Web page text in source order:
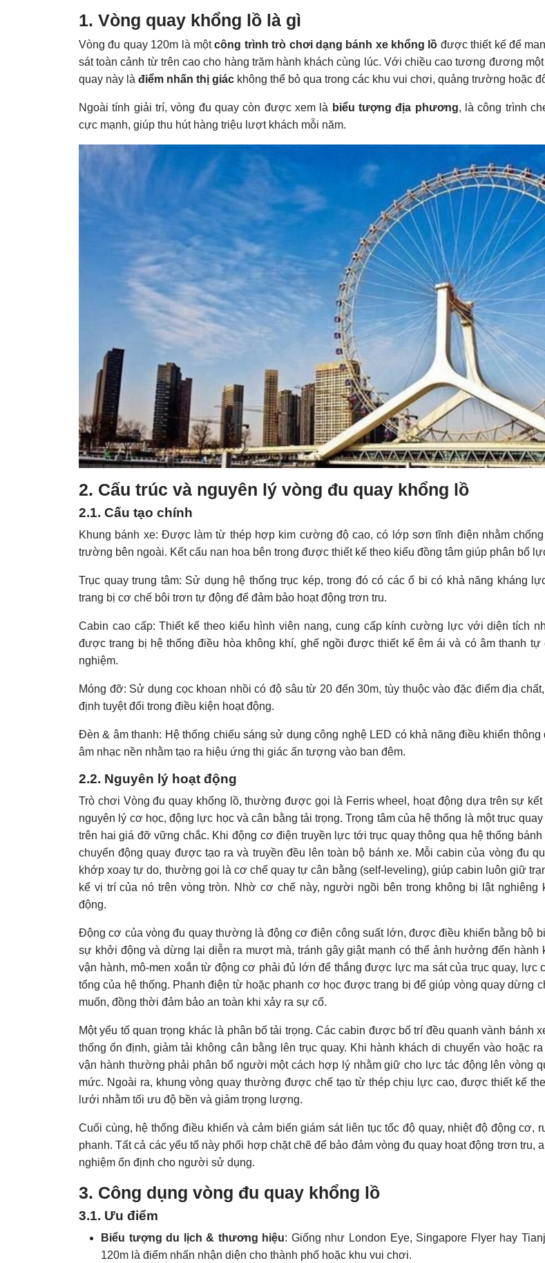
1. Vòng quay khổng lồ là gì
Vòng đu quay 120m là mộtcông trình trò chơi dạng bánh xe khổng lồ được thiết kế để
sát toàn cảnh từ trên cao cho hàng trăm hành khách cùng lúc. Với chiều cao tương đương
quay này là điểm nhấn thị giác không thể bỏ qua trong các khu vui chơi, quảng trường hoặc
Ngoài tính giải trí, vòng đu quay còn được xem là biểu tượng địa phương, là công trình
cực mạnh, giúp thu hút hàng triệu lượt khách mỗi năm.
2. Cấu trúc và nguyên lý vòng đu quay khổng lồ
2.1. Cấu tạo chính
Khung bánh xe: Được làm từ thép hợp kim cường độ cao, có lớp sơn tĩnh điện nhằm
trường bên ngoài. Kết cấu nan hoa bên trong được thiết kế theo kiểu đồng tâm giúp phân bổ
Trục quay trung tâm: Sử dụng hệ thống trục kép, trong đó có các ổ bi có khả năng kháng
trang bị cơ chế bôi trơn tự động để đảm bảo hoạt động trơn tru.
Cabin cao cấp: Thiết kế theo kiểu hình viên nang, cung cấp kính cường lực với diện tích
được trang bị hệ thống điều hòa không khí, ghế ngồi được thiết kế êm ái và có âm thanh tự
nghiệm.
Móng đỡ: Sử dụng cọc khoan nhồi có độ sâu từ 20 đến 30m, tùy thuộc vào đặc điểm địa
định tuyệt đối trong điều kiện hoạt động.
Đèn & âm thanh: Hệ thống chiếu sáng sử dụng công nghệ LED có khả năng điều khiển
âm nhạc nền nhằm tạo ra hiệu ứng thị giác ấn tượng vào ban đêm.
2.2. Nguyên lý hoạt động
Trò chơi Vòng đu quay khổng lồ, thường được gọi là Ferris wheel, hoạt động dựa trên sự
nguyên lý cơ học, động lực học và cân bằng tải trọng. Trọng tâm của hệ thống là một trục
trên hai giá đỡ vững chắc. Khi động cơ điện truyền lực tới trục quay thông qua hệ thống bánh
chuyển động quay được tạo ra và truyền đều lên toàn bộ bánh xe. Mỗi cabin của vòng đu
khớp xoay tự do, thường gọi là cơ chế quay tự cân bằng (self-leveling), giúp cabin luôn giữ
kể vị trí của nó trên vòng tròn. Nhờ cơ chế này, người ngồi bên trong không bị lật nghiêng
động.
Động cơ của vòng đu quay thường là động cơ điện công suất lớn, được điều khiển bằng bộ
sự khởi động và dừng lại diễn ra mượt mà, tránh gây giật mạnh có thể ảnh hưởng đến hành
vận hành, mô-men xoắn từ động cơ phải đủ lớn để thắng được lực ma sát của trục quay, lực
tổng của hệ thống. Phanh điện từ hoặc phanh cơ học được trang bị để giúp vòng quay dừng
muốn, đồng thời đảm bảo an toàn khi xảy ra sự cố.
Một yếu tố quan trọng khác là phân bố tải trọng. Các cabin được bố trí đều quanh vành bánh
thống ổn định, giảm tải không cân bằng lên trục quay. Khi hành khách di chuyển vào hoặc
vận hành thường phải phân bổ người một cách hợp lý nhằm giữ cho lực tác động lên vòng
mức. Ngoài ra, khung vòng quay thường được chế tạo từ thép chịu lực cao, được thiết kế
lưới nhằm tối ưu độ bền và giảm trọng lượng.
Cuối cùng, hệ thống điều khiển và cảm biến giám sát liên tục tốc độ quay, nhiệt độ động cơ,
phanh. Tất cả các yếu tố này phối hợp chặt chẽ để bảo đảm vòng đu quay hoạt động trơn tru,
nghiệm ổn định cho người sử dụng.
3. Công dụng vòng đu quay khổng lồ
3.1. Ưu điểm
Biểu tượng du lịch & thương hiệu: Giống như London Eye, Singapore Flyer hay
120m là điểm nhấn nhận diện cho thành phố hoặc khu vui chơi.